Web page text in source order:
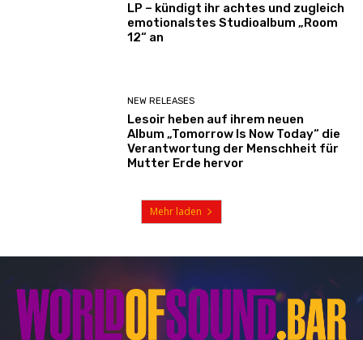
LP – kündigt ihr achtes und zugleich
emotionalstes Studioalbum „Room
12“ an
NEW RELEASES
Lesoir heben auf ihrem neuen
Album „Tomorrow Is Now Today“ die
Verantwortung der Menschheit für
Mutter Erde hervor
Mehr laden